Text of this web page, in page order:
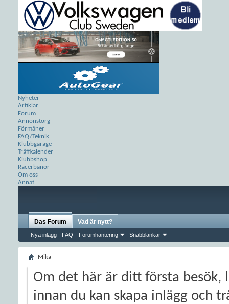
Nyheter
Artiklar
Forum
Annonstorg
Förmåner
FAQ/Teknik
Klubbgarage
Träffkalender
Klubbshop
Racerbanor
Om oss
Annat
Das Forum
Nya inlägg FAQ Forumhantering Snabblänkar
Vad är nytt?
Mika
Om det här är ditt första besök,
innan du kan skapa inlägg och